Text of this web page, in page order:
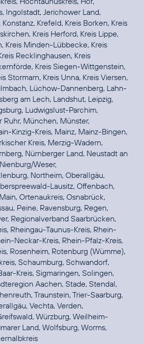
Ingolstadt, Jerichower Land,
Konstanz, Krefeld, Kreis Borken, Kreis
Kreis Herford, Kreis Lippe,
Kreis Minden-Lübbecke, Kreis
Recklinghausen, Kreis
Kreis Siegen-Wittgenstein,
Stormarn, Kreis Unna, Kreis Viersen,
Lüchow-Dannenberg, Lahn-
am Lech, Landshut, Leipzig,
Ludwigslust-Parchim,
Ruhr, München, Münster,
Kinzig-Kreis, Mainz, Mainz-Bingen,
Kreis, Merzig-Wadern,
Nürnberger Land, Neustadt an
Weser,
Northeim, Oberallgäu,
Lausitz, Offenbach,
Ortenaukreis, Osnabrück,
Peine, Ravensburg, Regen,
Regionalverband Saarbrücken,
Rheingau-Taunus-Kreis, Rhein-
Neckar-Kreis, Rhein-Pfalz-Kreis,
Rosenheim, Rotenburg (Wümme),
Schaumburg, Schwandorf,
Kreis, Sigmaringen, Solingen,
Aachen, Stade, Stendal,
Traunstein, Trier-Saarburg,
Vechta, Verden,
Würzburg, Weilheim-
Land, Wolfsburg, Worms,